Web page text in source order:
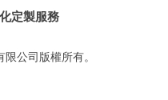
定製服務
公司版權所有。